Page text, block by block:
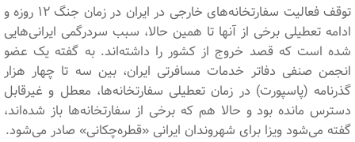
توقف فعالیت سفارتخانه‌های خارجی در ایران در زمان جنگ ۱۲ روزه و
ادامه تعطیلی برخی از آنها تا همین حالا، سبب سردرگمی ایرانی‌هایی
شده است که قصد خروج از کشور را داشته‌اند. به گفته یک عضو
انجمن صنفی دفاتر خدمات مسافرتی ایران، بین سه تا چهار هزار
گذرنامه (پاسپورت) در زمان تعطیلی سفارتخانه‌ها، معطل و غیرقابل
دسترس مانده بود و حالا هم که برخی از سفارتخانه‌ها باز شده‌اند،
گفته می‌شود ویزا برای شهروندان ایرانی «قطره‌چکانی» صادر می‌شود.